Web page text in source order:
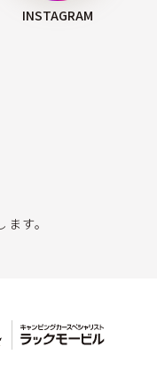
INSTAGRAM
す。